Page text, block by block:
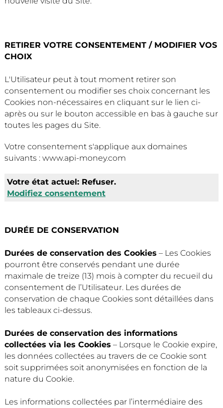
RETIRER VOTRE CONSENTEMENT / MODIFIER VOS
CHOIX
L'Utilisateur peut à tout moment retirer son
consentement ou modifier ses choix concernant les
Cookies non-nécessaires en cliquant sur le lien ci-
après ou sur le bouton accessible en bas à gauche sur
toutes les pages du Site.
Votre consentement s'applique aux domaines
suivants : www.api-money.com
Votre état ​​actuel: Refuser.
Modifiez consentement
DURÉE DE CONSERVATION
Durées de conservation des Cookies – Les Cookies
pourront être conservés pendant une durée
maximale de treize (13) mois à compter du recueil du
consentement de l’Utilisateur. Les durées de
conservation de chaque Cookies sont détaillées dans
les tableaux ci-dessus.
Durées de conservation des informations
collectées via les Cookies – Lorsque le Cookie expire,
les données collectées au travers de ce Cookie sont
soit supprimées soit anonymisées en fonction de la
nature du Cookie.
Les informations collectées par l’intermédiaire des